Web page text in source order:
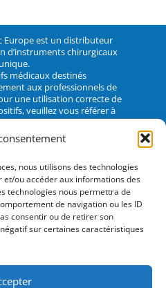
nous utilisons des technologies
et/ou accéder aux informations des
technologies nous permettra de
de navigation ou les ID
consentir ou de retirer son
sur certaines caractéristiques
Europe est un distributeur
d’instruments chirurgicaux
médicaux destinés
aux professionnels de
une utilisation correcte de
veuillez vous référer à
d’utilisation.
– 35235 Thorigné-Fouillard